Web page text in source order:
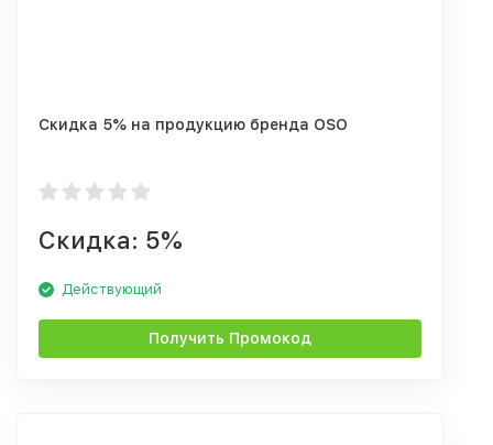
Скидка 5% на продукцию бренда OSO
Скидка: 5%
Действующий
Получить Промокод